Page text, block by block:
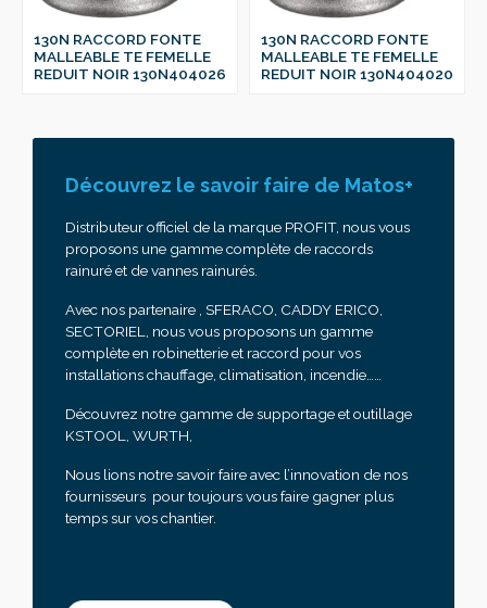
130N RACCORD FONTE
MALLEABLE TE FEMELLE
REDUIT NOIR 130N404026
130N RACCORD FONTE
MALLEABLE TE FEMELLE
REDUIT NOIR 130N404020
Découvrez le savoir faire de Matos+
Distributeur officiel de la marque PROFIT, nous vous
proposons une gamme complète de raccords
rainuré et de vannes rainurés.
Avec nos partenaire , SFERACO, CADDY ERICO,
SECTORIEL, nous vous proposons un gamme
complète en robinetterie et raccord pour vos
installations chauffage, climatisation, incendie……
Découvrez notre gamme de supportage et outillage
KSTOOL, WURTH,
Nous lions notre savoir faire avec l’innovation de nos
fournisseurs pour toujours vous faire gagner plus
temps sur vos chantier.